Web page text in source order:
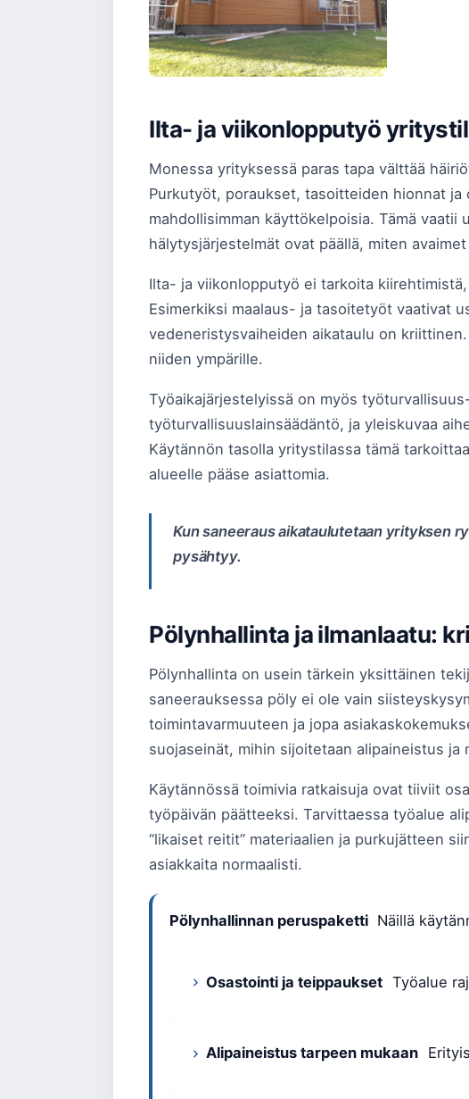
Ilta- ja viikonlopputyö
Monessa yrityksessä paras tapa välttää
Purkutyöt, poraukset, tasoitteiden hionnat
mahdollisimman käyttökelpoisia. Tämä
hälytysjärjestelmät ovat päällä, miten
Ilta- ja viikonlopputyö ei tarkoita
Esimerkiksi maalaus- ja tasoitetyöt vaativat
vedeneristysvaiheiden aikataulu on
niiden ympärille.
Työaikajärjestelyissä on myös
työturvallisuuslainsäädäntö, ja yleiskuvaa
Käytännön tasolla yritystilassa tämä
alueelle pääse asiattomia.
Kun saneeraus aikataulutetaan yrityksen
pysähtyy.
Pölynhallinta ja ilmanlaatu:
Pölynhallinta on usein tärkein yksittäinen
saneerauksessa pöly ei ole vain
toimintavarmuuteen ja jopa
suojaseinät, mihin sijoitetaan alipaineistus
Käytännössä toimivia ratkaisuja ovat tiiviit
työpäivän päätteeksi. Tarvittaessa työalue
“likaiset reitit” materiaalien ja purkujätteen
asiakkaita normaalisti.
Pölynhallinnan peruspaketti Näillä
Osastointi ja teippaukset Työalue
Alipaineistus tarpeen mukaan